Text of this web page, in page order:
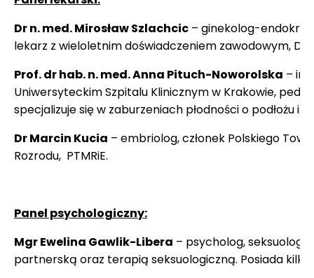
Dr n. med. Mirosław Szlachcic – ginekolog-
lekarz z wieloletnim doświadczeniem zawodowym,
Prof. dr hab. n. med. Anna Pituch-Noworolska –
Uniwersyteckim Szpitalu Klinicznym w Krakowie,
specjalizuje się w zaburzeniach płodności o podłożu
Dr Marcin Kucia – embriolog, członek Polskiego
Rozrodu, PTMRiE.
Panel psychologiczny:
Mgr Ewelina Gawlik-Libera – psycholog, seksuolog.
partnerską oraz terapią seksuologiczną. Posiada